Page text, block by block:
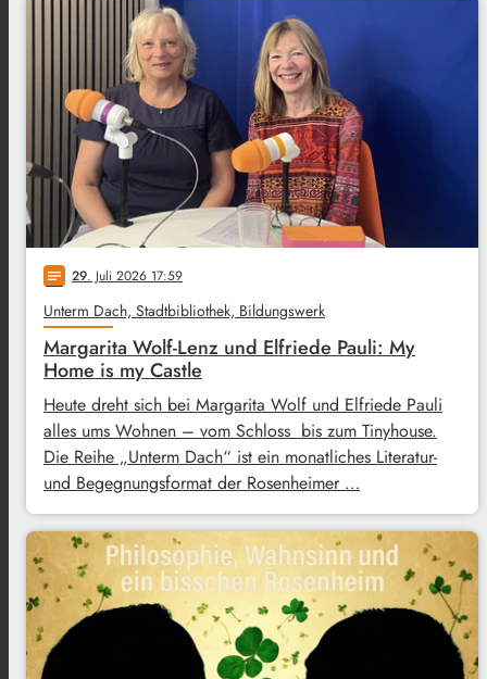
notes 29. Juli 2026 17:59
Unterm Dach, Stadtbibliothek, Bildungswerk
Margarita Wolf-Lenz und Elfriede Pauli: My
Home is my Castle
Heute dreht sich bei Margarita Wolf und Elfriede Pauli
alles ums Wohnen – vom Schloss bis zum Tinyhouse.
Die Reihe „Unterm Dach“ ist ein monatliches Literatur-
und Begegnungsformat der Rosenheimer …